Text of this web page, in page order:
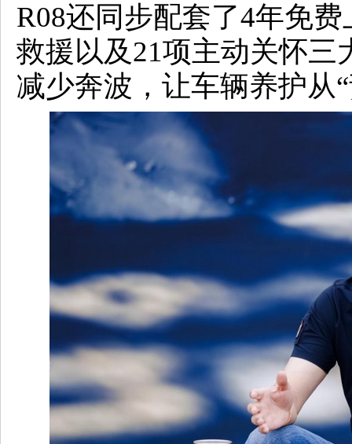
R08还同步配套了4年免
救援以及21项主动关怀
减少奔波，让车辆养护从